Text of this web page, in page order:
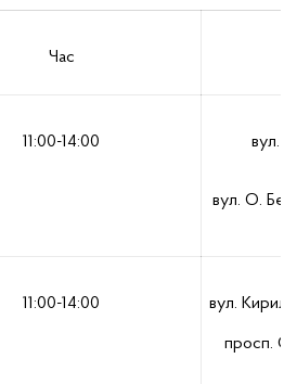
Час
11:00-14:00 вул.
вул. О.
11:00-14:00 вул.
просп.